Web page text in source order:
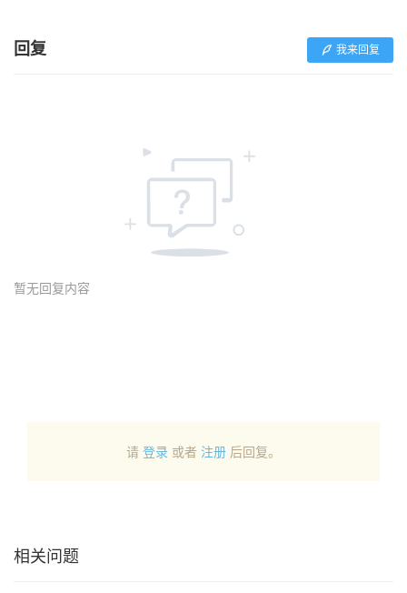
回复 我来回复
暂无回复内容
请 登录 或者 注册 后回复。
相关问题